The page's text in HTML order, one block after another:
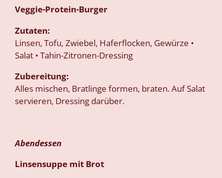
Veggie-Protein-Burger
Zutaten:
Linsen, Tofu, Zwiebel, Haferflocken, Gewürze •
Salat • Tahin-Zitronen-Dressing
Zubereitung:
Alles mischen, Bratlinge formen, braten. Auf Salat
servieren, Dressing darüber.
Abendessen
Linsensuppe mit Brot